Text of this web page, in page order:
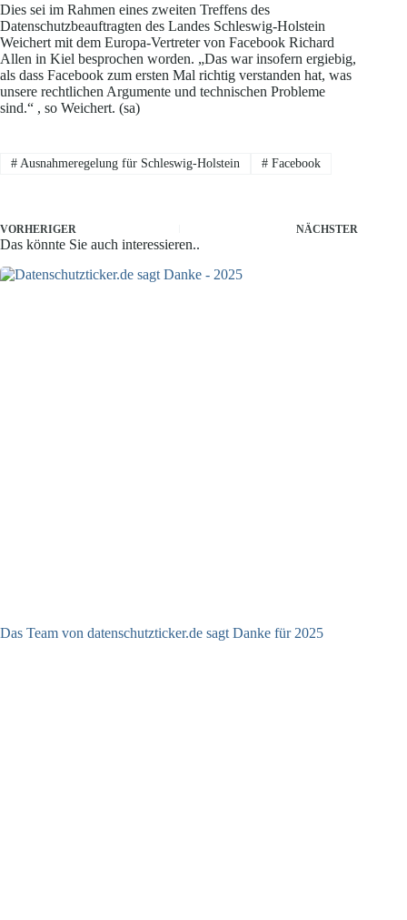
Dies sei im Rahmen eines zweiten Treffens des
Datenschutzbeauftragten des Landes Schleswig-Holstein
Weichert mit dem Europa-Vertreter von Facebook Richard
Allen in Kiel besprochen worden. „Das war insofern ergiebig,
als dass Facebook zum ersten Mal richtig verstanden hat, was
unsere rechtlichen Argumente und technischen Probleme
sind.“ , so Weichert. (sa)
#Ausnahmeregelung für Schleswig-Holstein #Facebook
VORHERIGER NÄCHSTER
Das könnte Sie auch interessieren..
Das Team von datenschutzticker.de sagt Danke für 2025